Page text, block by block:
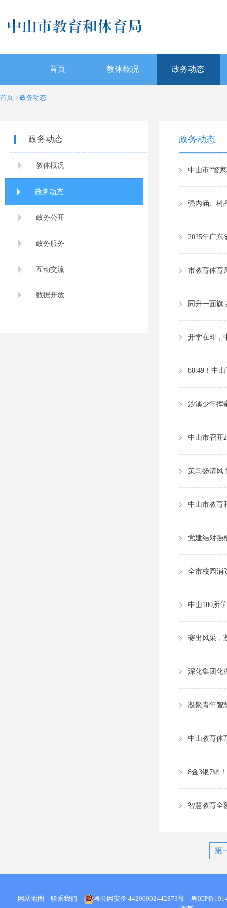
首页 教体概况 政务动态
首页 > 政务动态
政务动态
教体概况
政务动态
政务公开
政务服务
互动交流
数据开放
政务动态
市教育体育
开学在即，
88:49！中
沙溪少年挥
策马扬清风
中山市教育
党建结对强
全市校园消
中山180所
中山教育体
8金3银7铜
智慧教育全
第
网站地图 联系我们 粤公网安备 44200002442873号
粤ICP备